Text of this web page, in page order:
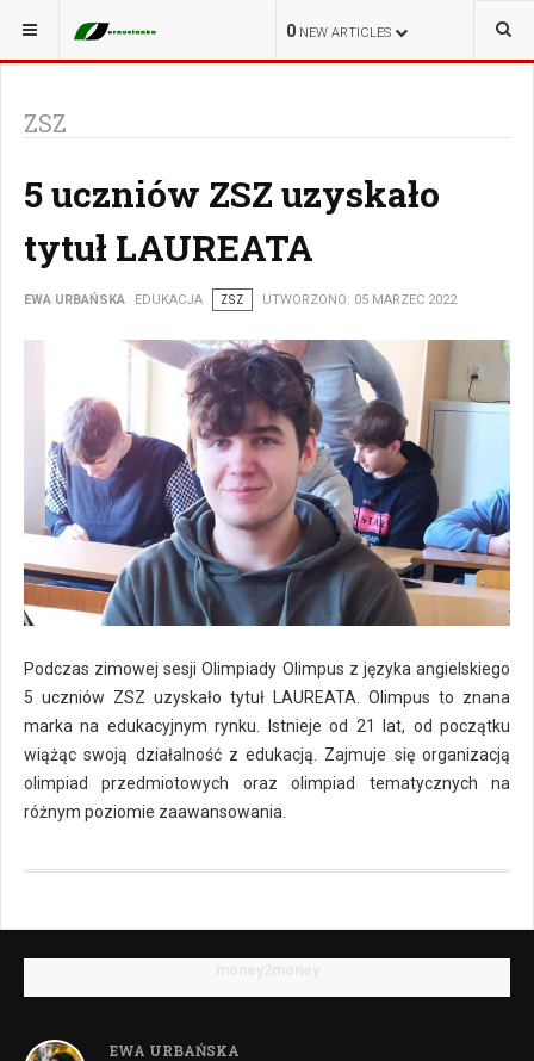
0 NEW ARTICLES
JESTEŚ TUTAJ:
ZSZ
5 uczniów ZSZ uzyskało
tytuł LAUREATA
EWA URBAŃSKA EDUKACJA ZSZ UTWORZONO: 05 MARZEC 2022
Podczas zimowej sesji Olimpiady Olimpus z języka angielskiego
5 uczniów ZSZ uzyskało tytuł LAUREATA. Olimpus to znana
marka na edukacyjnym rynku. Istnieje od 21 lat, od początku
wiążąc swoją działalność z edukacją. Zajmuje się organizacją
olimpiad przedmiotowych oraz olimpiad tematycznych na
różnym poziomie zaawansowania.
EWA URBAŃSKA